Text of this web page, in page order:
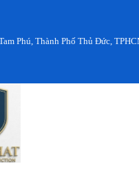
Phố Thủ Đức, TPHCM